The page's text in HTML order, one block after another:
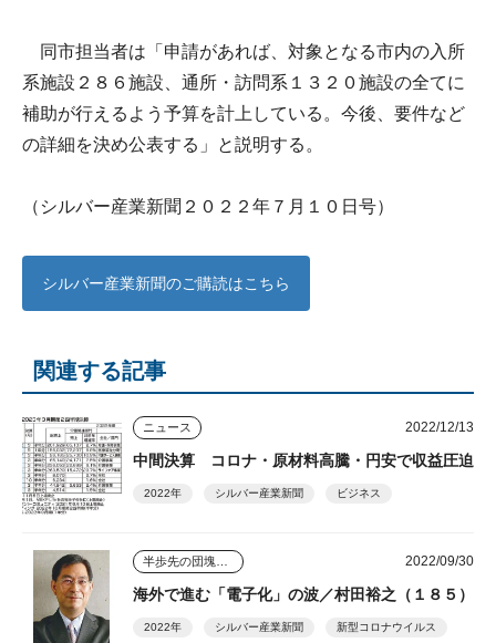
同市担当者は「申請があれば、対象となる市内の入所
系施設２８６施設、通所・訪問系１３２０施設の全てに
補助が行えるよう予算を計上している。今後、要件など
の詳細を決め公表する」と説明する。
（シルバー産業新聞２０２２年７月１０日号）
シルバー産業新聞のご購読はこちら
関連する記事
ニュース 2022/12/13
中間決算 コロナ・原材料高騰・円安で収益圧迫
2022年 シルバー産業新聞 ビジネス
2022/09/30
海外で進む「電子化」の波／村田裕之（１８５）
2022年 シルバー産業新聞 新型コロナウイルス